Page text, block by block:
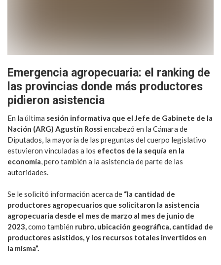
Emergencia agropecuaria: el ranking de
las provincias donde más productores
pidieron asistencia
En la última sesión informativa que el Jefe de Gabinete de la
Nación (ARG) Agustín Rossi encabezó en la Cámara de
Diputados, la mayoría de las preguntas del cuerpo legislativo
estuvieron vinculadas a los efectos de la sequía en la
economía, pero también a la asistencia de parte de las
autoridades.
Se le solicitó información acerca de “la cantidad de
productores agropecuarios que solicitaron la asistencia
agropecuaria desde el mes de marzo al mes de junio de
2023,como también rubro, ubicación geográfica, cantidad de
productores asistidos, y los recursos totales invertidos en
la misma”.